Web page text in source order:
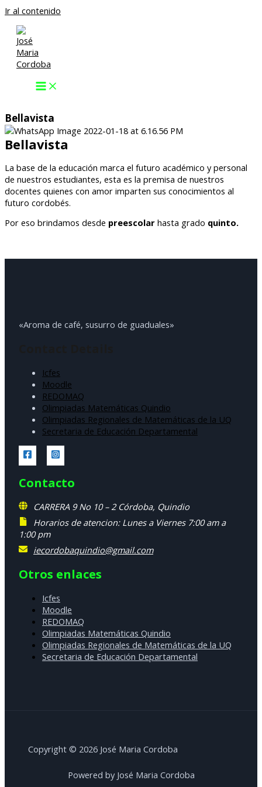
Ir al contenido
Bellavista
Bellavista
La base de la educación marca el futuro académico y personal
de nuestros estudiantes, esta es la premisa de nuestros
docentes quienes con amor imparten sus conocimientos al
futuro cordobés.
Por eso brindamos desde preescolar hasta grado quinto.
«Aroma de café, susurro de guaduales»
Icfes
Moodle
REDOMAQ
Olimpiadas Matemáticas Quindio
Olimpiadas Regionales de Matemáticas de la UQ
Secretaria de Educación Departamental
Contacto
CARRERA 9 No 10 – 2 Córdoba, Quindio
Horarios de atencion: Lunes a Viernes 7:00 am a
1:00 pm
iecordobaquindio@gmail.com
Otros enlaces
Icfes
Moodle
REDOMAQ
Olimpiadas Matemáticas Quindio
Olimpiadas Regionales de Matemáticas de la UQ
Secretaria de Educación Departamental
Copyright © 2026 José Maria Cordoba
Powered by José Maria Cordoba